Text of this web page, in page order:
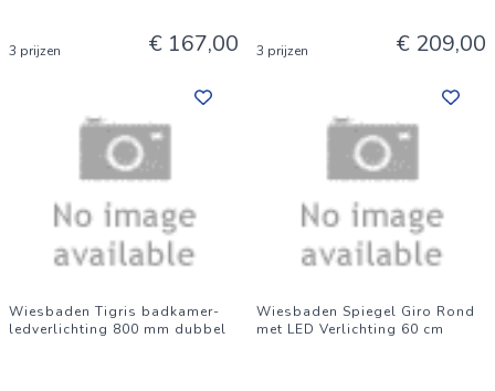
3 prijzen € 167,00 3 prijzen € 209,00
Wiesbaden Tigris badkamer-
ledverlichting 800 mm dubbel
Wiesbaden Spiegel Giro Rond
met LED Verlichting 60 cm